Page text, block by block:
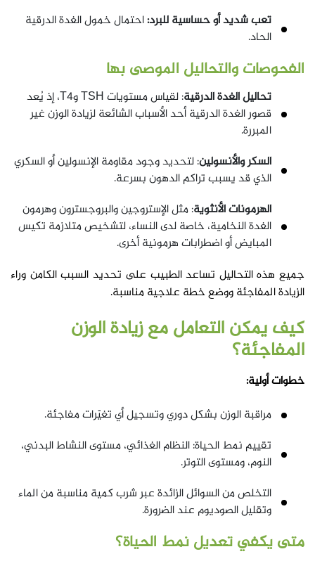
تعب شديد أو حساسية للبرد:احتمال خمول الغدة الدرقية
الحاد.
الفحوصات والتحاليل الموصى بها
تحاليل الغدة الدرقية
: لقياس مستويات TSH وT4، إذ يُعد
قصور الغدة الدرقية أحد الأسباب الشائعة لزيادة الوزن غير
المبررة.
السكر والأنسولين: لتحديد وجود مقاومة الإنسولين أو السكري
الذي قد يسبب تراكم الدهون بسرعة.
الهرمونات الأنثوية: مثل الإستروجين والبروجسترون وهرمون
الغدة النخامية، خاصة لدى النساء، لتشخيص متلازمة تكيس
المبايض أو اضطرابات هرمونية أخرى.
جميع هذه التحاليل تساعد الطبيب على تحديد السبب الكامن وراء
الزيادة المفاجئة ووضع خطة علاجية مناسبة.
كيف يمكن التعامل مع زيادة الوزن
المفاجئة؟
خطوات أولية:
مراقبة الوزن بشكل دوري وتسجيل أي تغيّرات مفاجئة.
تقييم نمط الحياة: النظام الغذائي، مستوى النشاط البدني،
النوم، ومستوى التوتر.
التخلص من السوائل الزائدة عبر شرب كمية مناسبة من الماء
وتقليل الصوديوم عند الضرورة.
متى يكفي تعديل نمط الحياة؟